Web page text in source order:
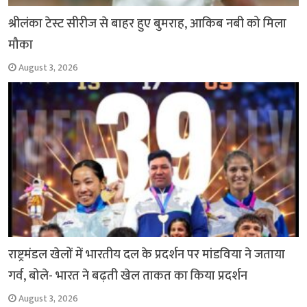
श्रीलंका टेस्ट सीरीज से बाहर हुए बुमराह, आकिब नबी को मिला
मौका
August 3, 2026
राष्ट्रमंडल खेलों में भारतीय दल के प्रदर्शन पर मांडविया ने जताया
गर्व, बोले- भारत ने बढ़ती खेल ताकत का किया प्रदर्शन
August 3, 2026